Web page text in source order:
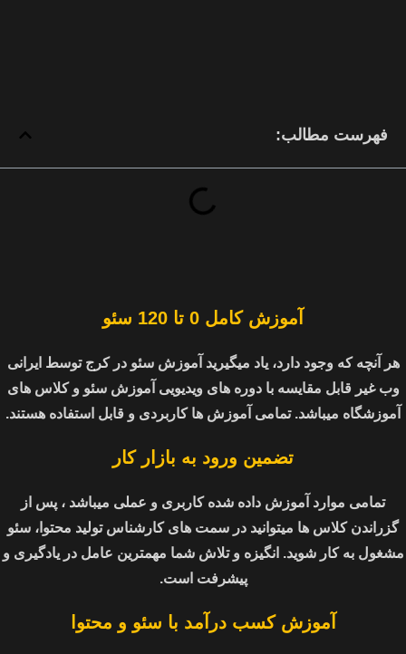
فهرست مطالب:
آموزش کامل 0 تا 120 سئو
هر آنچه که وجود دارد، یاد میگیرید آموزش سئو در کرج توسط ایرانی
وب غیر قابل مقایسه با دوره های ویدیویی آموزش سئو و کلاس های
آموزشگاه میباشد. تمامی آموزش ها کاربردی و قابل استفاده هستند.
تضمین ورود به بازار کار
تمامی موارد آموزش داده شده کاربری و عملی میباشد ، پس از
گزراندن کلاس ها میتوانید در سمت های کارشناس تولید محتوا، سئو
مشغول به کار شوید. انگیزه و تلاش شما مهمترین عامل در یادگیری و
پیشرفت است.
آموزش کسب درآمد با سئو و محتوا